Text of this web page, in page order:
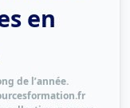
en
de l’année.